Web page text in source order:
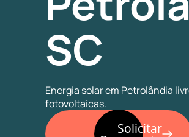
SC
Energia solar em Petrolândia
fotovoltaicas.
Solicitar